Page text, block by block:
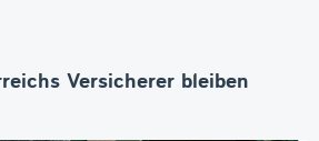
Versicherer bleiben